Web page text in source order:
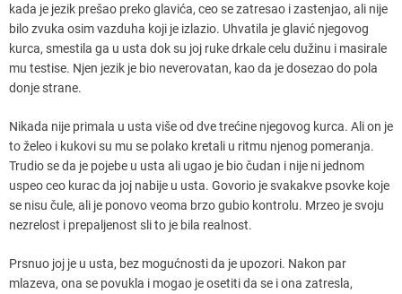
kada je jezik prešao preko glavića, ceo se zatresao i zastenjao, ali nije
bilo zvuka osim vazduha koji je izlazio. Uhvatila je glavić njegovog
kurca, smestila ga u usta dok su joj ruke drkale celu dužinu i masirale
mu testise. Njen jezik je bio neverovatan, kao da je dosezao do pola
donje strane.
Nikada nije primala u usta više od dve trećine njegovog kurca. Ali on je
to želeo i kukovi su mu se polako kretali u ritmu njenog pomeranja.
Trudio se da je pojebe u usta ali ugao je bio čudan i nije ni jednom
uspeo ceo kurac da joj nabije u usta. Govorio je svakakve psovke koje
se nisu čule, ali je ponovo veoma brzo gubio kontrolu. Mrzeo je svoju
nezrelost i prepaljenost sli to je bila realnost.
Prsnuo joj je u usta, bez mogućnosti da je upozori. Nakon par
mlazeva, ona se povukla i mogao je osetiti da se i ona zatresla,